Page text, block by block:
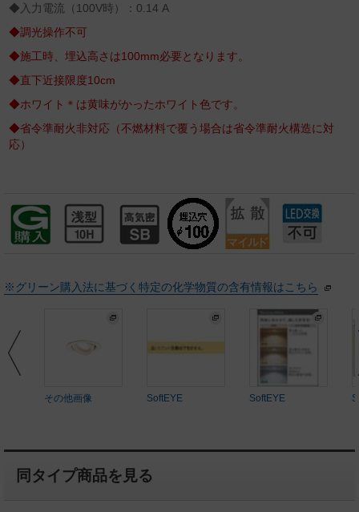
◆入力電流（100V時）：0.14 A
◆調光操作不可
◆施工時、埋込高さは100mm必要となります。
◆直下近接限度10cm
◆ホワイト＊は黄味がかったホワイト色です。
◆省令準耐火非対応（不燃材料で覆う場合は省令準耐火構造に対
応）
※グリーン購入法に基づく特定の化学物質の含有情報はこちら
その他画像 SoftEYE SoftEYE
同タイプ商品を見る